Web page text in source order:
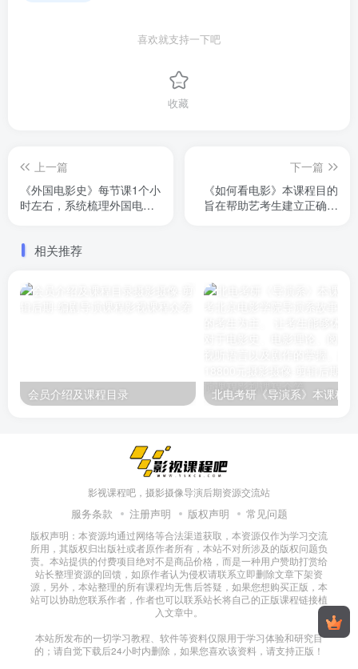
喜欢就支持一下吧
收藏
上一篇
《外国电影史》每节课1个小
时左右，系统梳理外国电影
电影风格，以及对电影发展
看看
下一篇
《如何看电影》本课程目的
旨在帮助艺考生建立正确的
相关推荐
会员介绍及课程目录
影视课程吧，摄影摄像导演后期资源交流站
服务条款 注册声明 版权声明 常见问题
版权声明：本资源均通过网络等合法渠道获取，本资源仅作为学习交流
所用，其版权归出版社或者原作者所有，本站不对所涉及的版权问题负
责。本站提供的付费项目绝对不是商品价格，而是一种用户赞助打赏给
站长整理资源的回馈，如原作者认为侵权请联系立即删除文章下架资
源，另外，本站整理的所有课程均无售后答疑，如果您想购买正版，本
站可以协助您联系作者，作者也可以联系站长将自己的正版课程链接植
入文章中。
本站所发布的一切学习教程、软件等资料仅限用于学习体验和研究目
的；请自觉下载后24小时内删除，如果您喜欢该资料，请支持正版！